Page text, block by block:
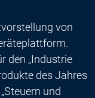
von
den „Industrie
des Jahres
und